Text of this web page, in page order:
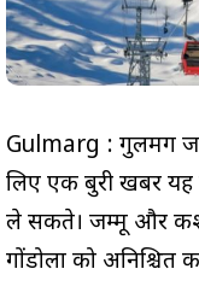
Gulmarg : गुलमर्ग
लिए एक बुरी खबर यह
ले सकते। जम्मू और
गोंडोला को